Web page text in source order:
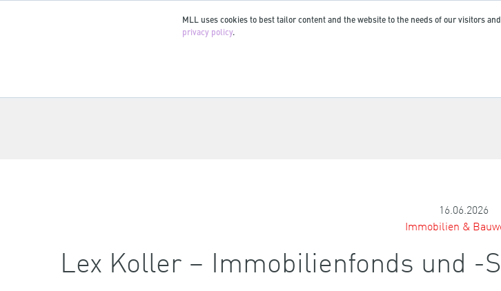
MLL uses cookies to best tailor content and the website to the needs of our visitors
privacy policy.
16.06.2026
Immobilien &
Lex Koller – Immobilienfonds und -